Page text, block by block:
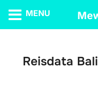
Reisdata
MENU